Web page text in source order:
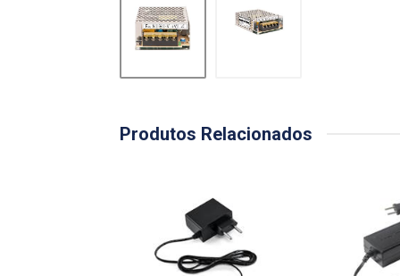
Produtos Relacionados